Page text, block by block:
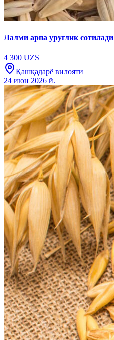
Лалми арпа уруглик сотилади
4 300 UZS
Қашқадарё вилояти
24 июн 2026 й.